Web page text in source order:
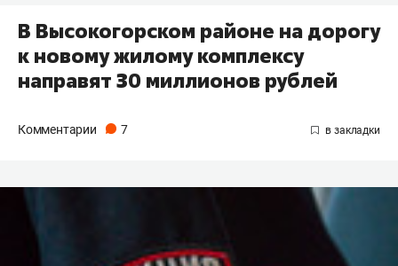
В Высокогорском районе на дорогу
к новому жилому комплексу
направят 30 миллионов рублей
Комментарии 7